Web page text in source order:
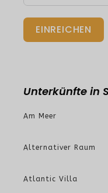
EINREICHEN
Unterkünfte in
Am Meer
Alternativer Raum
Atlantic Villa